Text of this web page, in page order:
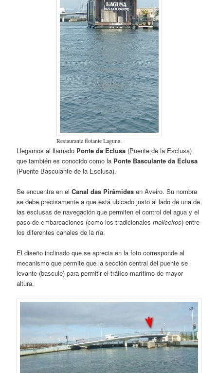
Restaurante flotante Laguna.
Llegamos al llamado Ponte da Eclusa (Puente de la Esclusa)
que también es conocido como la Ponte Basculante da Eclusa
(Puente Basculante de la Esclusa).
Se encuentra en elCanal das Pirâmides en Aveiro. Su nombre
se debe precisamente a que está ubicado justo al lado de una de
las esclusas de navegación que permiten el control del agua y el
paso de embarcaciones (como los tradicionalesmoliceiros) entre
los diferentes canales de la ría.
El diseño inclinado que se aprecia en la foto corresponde al
mecanismo que permite que la sección central del puente se
levante (bascule) para permitir el tráfico marítimo de mayor
altura.